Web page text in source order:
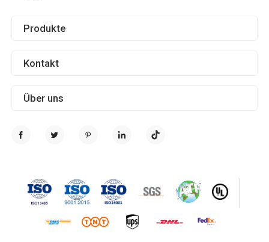
Über uns
Produkte
Kontakt